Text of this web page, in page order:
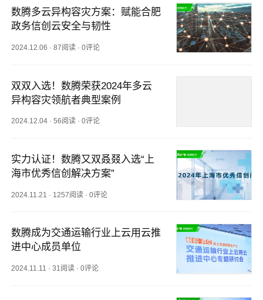
数腾多云异构容灾方案：赋能合肥
政务信创云安全与韧性
2024.12.06 ·87阅读 ·0评论
双双入选！数腾荣获2024年多云
异构容灾领航者典型案例
2024.12.04 ·56阅读 ·0评论
实力认证！数腾又双叒叕入选“上
海市优秀信创解决方案”
2024.11.21 · 1257阅读 ·0评论
数腾成为交通运输行业上云用云推
进中心成员单位
2024.11.11 ·31阅读 ·0评论